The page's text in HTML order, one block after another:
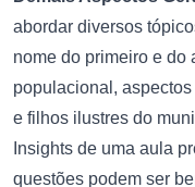
abordar diversos
nome do primeiro e do
populacional,
e filhos ilustres do
Insights de uma aula
questões podem ser